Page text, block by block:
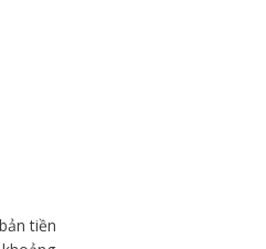
tiền